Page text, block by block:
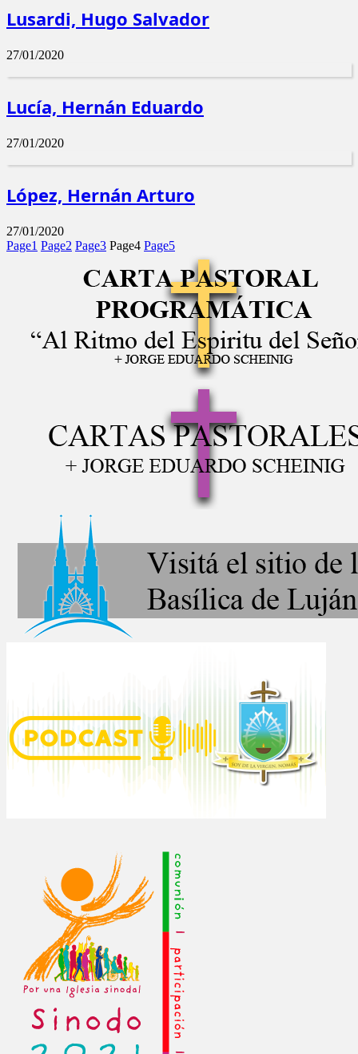
Lusardi, Hugo Salvador
27/01/2020
Lucía, Hernán Eduardo
27/01/2020
López, Hernán Arturo
27/01/2020
Page1 Page2 Page3 Page4 Page5